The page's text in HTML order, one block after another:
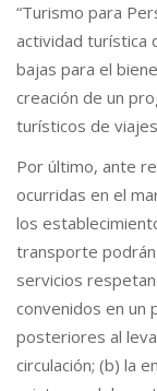
“Turismo para
actividad turística
bajas para el
creación de un
turísticos de
Por último, ante
ocurridas en el
los
transporte
servicios
convenidos en un
posteriores al
circulación; (b) la